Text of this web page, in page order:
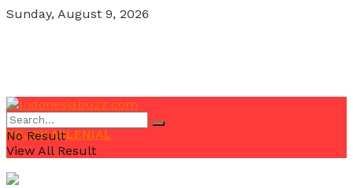
Sunday, August 9, 2026
POJOK MILENIAL
No Result
View All Result